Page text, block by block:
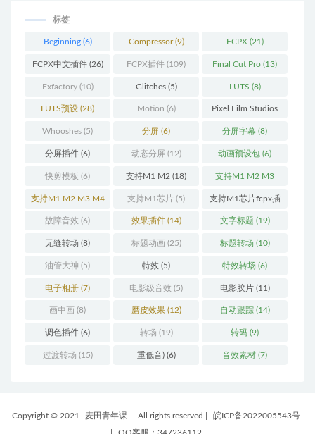
标签
Beginning(6) Compressor(9) FCPX(21)
FCPX中文插件(26) FCPX插件 (109) Final Cut Pro (13)
Fxfactory(10) Glitches(5) LUTS (8)
LUTS预设 (28) Motion (6) Pixel Film Studios
(11)
Whooshes (5) 分屏 (6) 分屏字幕 (8)
分屏插件 (6) 动态分屏(12) 动画预设包 (6)
快剪模板 (6) 支持M1 M2 (18) 支持M1 M2 M3
(25)
支持M1 M2 M3 M4
(25)
支持M1芯片 (5) 支持M1芯片fcpx插
件(460)
故障音效 (6) 效果插件(14) 文字标题 (19)
无缝转场 (8) 标题动画(25) 标题转场 (10)
油管大神 (5) 特效 (5) 特效转场 (6)
电子相册 (7) 电影级音效 (5) 电影胶片(11)
画中画 (8) 磨皮效果(12) 自动跟踪(14)
调色插件 (6) 转场 (19) 转码 (9)
过渡转场 (15) 重低音)(6) 音效素材 (7)
Copyright © 2021 麦田青年课 - All rights reserved
皖ICP备2022005543号